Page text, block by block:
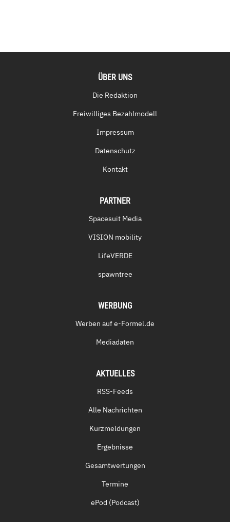
ÜBER UNS
Die Redaktion
Freiwilliges Bezahlmodell
Impressum
Datenschutz
Kontakt
PARTNER
Spacesuit Media
VISION mobility
LifeVERDE
spawntree
WERBUNG
Werben auf e-Formel.de
Mediadaten
AKTUELLES
RSS-Feeds
Alle Nachrichten
Kurzmeldungen
Ergebnisse
Gesamtwertungen
Termine
ePod (Podcast)